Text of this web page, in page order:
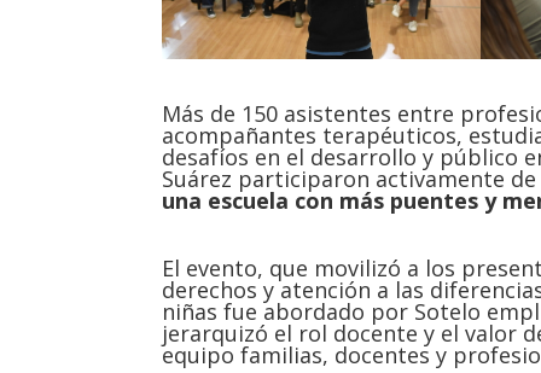
Más de 150 asistentes entre
acompañantes terapéuticos,
desafíos en el desarrollo y público
Suárez participaron activamente
una escuela con más puentes y
El evento, que movilizó a los
derechos y atención a las
niñas fue abordado por Sotelo
jerarquizó el rol docente y el valor
equipo familias, docentes y